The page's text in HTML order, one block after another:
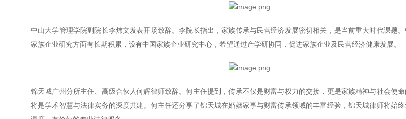
中山大学管理学院副院长李炜文发表开场致辞。李院长指出，家族传承与民营经济发展密切相关，是当前重大时代课题
家族企业研究方面有长期积累，设有中国家族企业研究中心，希望通过产学研协同，促进家族企业及民营经济健康发展。
锦天城广州分所主任、高级合伙人何辉律师致辞。何主任提到，传承不仅是财富与权力的交接，更是家族精神与社会使
将是学术智慧与法律实务的深度共建。何主任还分享了锦天城在婚姻家事与财富传承领域的丰富经验，锦天城律师将始